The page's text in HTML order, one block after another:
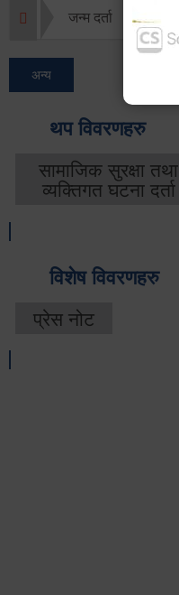
जन्म दर्ता
अन्य
थप विवरणहरु
सामाजिक सुरक्षा तथा
व्यक्तिगत घटना दर्ता
विशेष विवरणहरु
प्रेस नोट